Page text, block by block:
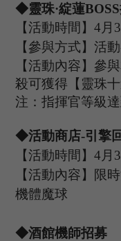
◆靈珠·綻蓮BOSS
【活動時間】4 月 3
【參與方式】 活動
【活動內容】參
殺可獲得【靈珠
注：指揮官等級達
◆活動商店-引擎
【活動時間】4 月 3
【活動內容】限
機體魔球
◆酒館機師招募